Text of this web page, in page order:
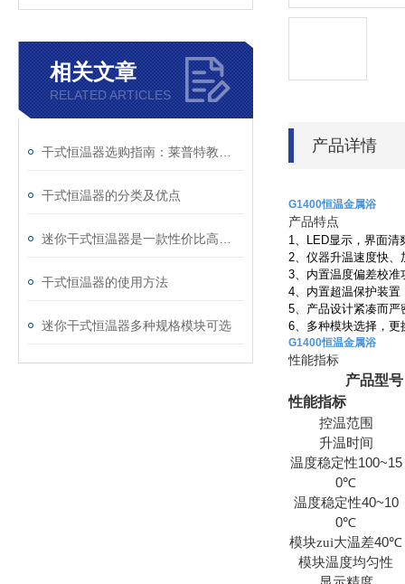
相关文章
RELATED ARTICLES
干式恒温器的分类及优点
干式恒温器的使用方法
迷你干式恒温器多种规格模块可选
产品详情
G1400恒温金属浴
产品特点
1、 LED显示，界面清
2、仪器升温速度快
3、内置温度偏差校
4、内置超温保护装
5、产品设计紧凑而严
6、多种模块选择，
G1400恒温金属浴
性能指标
产品型号
性能指标
控温范围
升温时间
温度稳定性100~15
0℃
温度稳定性40~10
0℃
模块zui大温差40℃
模块温度均匀性